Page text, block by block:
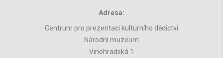
Adresa:
Centrum pro prezentaci kulturního dědictví
Národní muzeum
Vinohradská 1